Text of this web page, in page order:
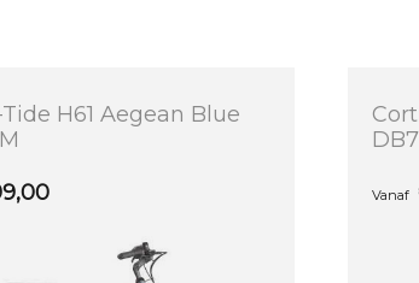
H61 Aegean Blue
Vanaf